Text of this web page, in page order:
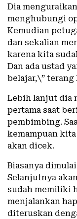
Dia
menghubungi
Kemudian
dan sekalian
karena kita
Dan ada ustad
belajar,\” terang
Lebih lanjut dia
pertama saat
pembimbing.
kemampuan kita
akan dicek.
Biasanya
Selanjutnya
sudah memiliki
menjalankan
diteruskan